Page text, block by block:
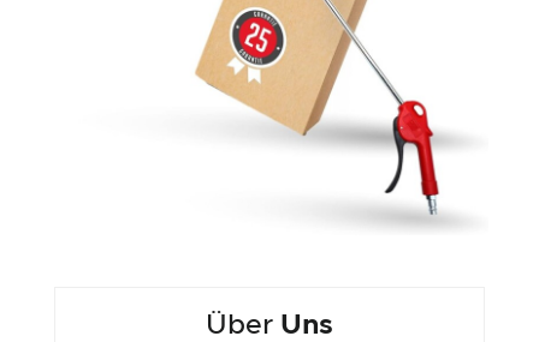
Über Uns